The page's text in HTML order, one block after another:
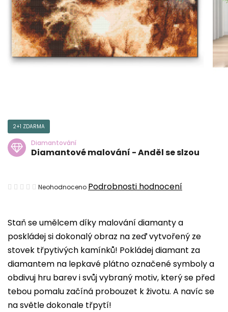
Staň se umělcem díky malování diamanty a
poskládej si dokonalý obraz na zeď vytvořený ze
stovek třpytivých kamínků! Pokládej diamant za
diamantem na lepkavé plátno označené symboly a
obdivuj hru barev i svůj vybraný motiv, který se před
tebou pomalu začíná probouzet k životu. A navíc se
na světle dokonale třpytí!
2+1 ZDARMA
Diamantování
Diamantové malování - Anděl se slzou
Průměrné
je
0,0
z
5
hvězdiček.
Neohodnoceno Podrobnosti hodnocení